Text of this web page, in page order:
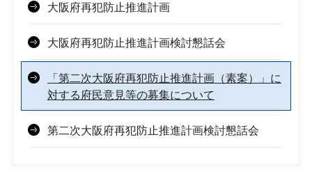
大阪府再犯防止推進計画
大阪府再犯防止推進計画検討懇話会
「第二次大阪府再犯防止推進計画（素案）」に
対する府民意見等の募集について
第二次大阪府再犯防止推進計画検討懇話会